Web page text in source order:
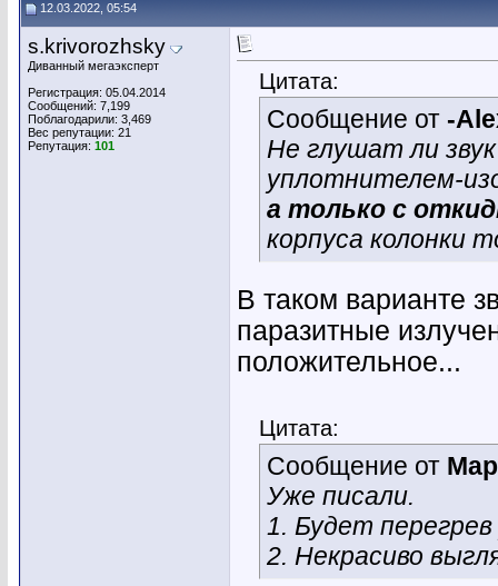
12.03.2022, 05:54
s.krivorozhsky
Диванный мегаэксперт
Регистрация: 05.04.2014
Сообщений: 7,199
Поблагодарили: 3,469
Вес репутации: 21
Репутация: 101
Цитата:
Сообщение от -
Не глушат ли
уплотнителем-
а только с
корпуса колонки
В таком варианте
паразитные
положительное...
Цитата:
Сообщение от
Уже писали.
1. Будет
2. Некрасиво